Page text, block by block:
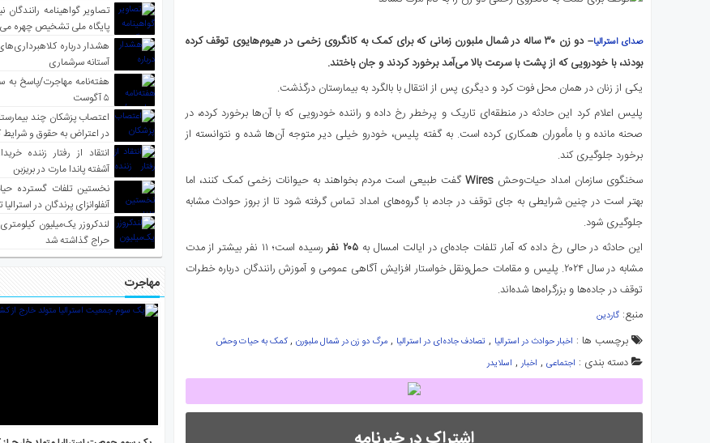
صدای استرالیا
– دو زن ۳۰ ساله در شمال ملبورن زمانی که برای کمک به کانگروی زخمی در هیوم‌هایوی توقف کرده
بودند، با خودرویی که از پشت با سرعت بالا می‌آمد برخورد کردند و جان باختند.
یکی از زنان در همان محل فوت کرد و دیگری پس از انتقال با بالگرد به بیمارستان درگذشت.
پلیس اعلام کرد این حادثه در منطقه‌ای تاریک و پرخطر رخ داده و راننده خودرویی که با آن‌ها برخورد کرده، در
صحنه مانده و با مأموران همکاری کرده است. به گفته پلیس، خودرو خیلی دیر متوجه آن‌ها شده و نتوانسته از
برخورد جلوگیری کند.
سخنگوی سازمان امداد حیات‌وحشWiresگفت طبیعی است مردم بخواهند به حیوانات زخمی کمک کنند، اما
بهتر است در چنین شرایطی به جای توقف در جاده، با گروه‌های امداد تماس گرفته شود تا از بروز حوادث مشابه
جلوگیری شود.
این حادثه در حالی رخ داده که آمار تلفات جاده‌ای در ایالت امسال به ۲۰۵ نفر
رسیده است؛ ۱۱ نفر بیشتر از مدت
مشابه در سال ۲۰۲۴. پلیس و مقامات حمل‌ونقل خواستار افزایش آگاهی عمومی و آموزش رانندگان درباره خطرات
توقف در جاده‌ها و بزرگراه‌ها شده‌اند.
منبع: گاردین
برچسب ها : اخبار حوادث در استرالیا , تصادف جاده‌ای در استرالیا , مرگ دو زن در شمال ملبورن ,کمک به حیات وحش
دسته بندی : اجتماعی , اخبار, اسلایدر
تصاویر گواهینامه رانندگان
پایگاه ملی تشخیص چهره
هشدار درباره
آستانه سرشماری
هفته‌نامه مهاجرت/پاسخ به
۵ آگوست
اعتصاب پزشکان چند
در اعتراض به حقوق و شرایط
انتقاد از رفتار زننده
آشفته پاندا مارت در بریزبن
نخستین تلفات گسترده
آنفلوانزای پرندگان در
لندکروزر یک‌میلیون
حراج گذاشته شد
مهاجرت